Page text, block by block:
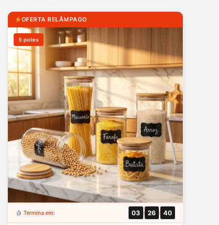
OFERTA RELÂMPAGO
5 potes
Termina em: 03 : 26 : 39